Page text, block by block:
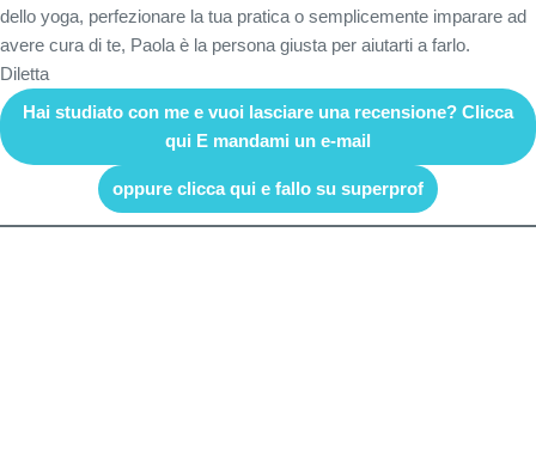
dello yoga, perfezionare la tua pratica o semplicemente imparare ad
avere cura di te, Paola è la persona giusta per aiutarti a farlo.
Diletta
Hai studiato con me e vuoi lasciare una recensione? Clicca
qui E mandami un e-mail
oppure clicca qui e fallo su superprof